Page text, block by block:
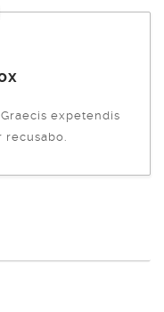
expetendis
recusabo.